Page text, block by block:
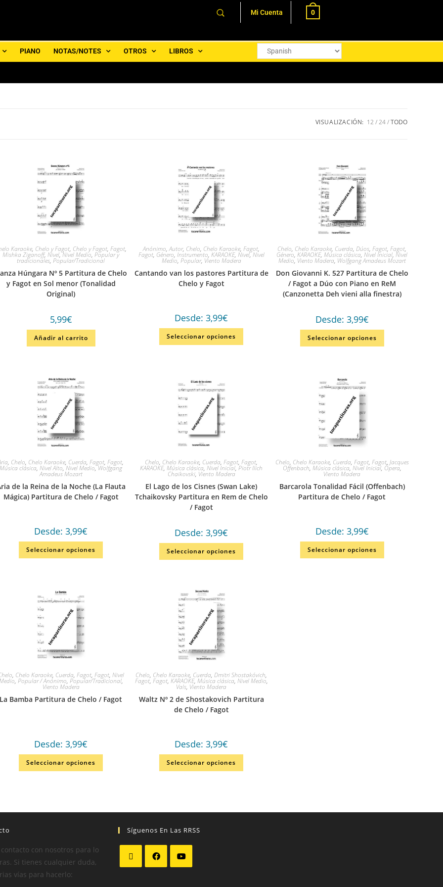
Mi Cuenta 0
PIANO NOTAS/NOTES OTROS LIBROS
VISUALIZACIÓN: 12 24 TODO
Karaoke, Chelo y Fagot, Chelo y Fagot,Fagot,
Mishka Ziganoff,Nivel,Nivel Medio,Popular y
tradicionales,Popular/Tradicional
Húngara Nº 5 Partitura de Chelo
y Fagot en Sol menor (Tonalidad
Original)
5,99€
Añadir al carrito
Anónimo,Autor, Chelo, Chelo Karaoke,Fagot,
Fagot, Género, Instrumento, KARAOKE, Nivel,Nivel
Medio, Popular, Viento Madera
Cantando van los pastores Partitura de
Chelo y Fagot
Desde:3,99€
Seleccionar opciones
Chelo, Chelo Karaoke, Cuerda,Dúos,Fagot,Fagot,
Género,KARAOKE,Música clásica,Nivel Inicial,Nivel
Medio, Viento Madera, Wolfgang Amadeus Mozart
Don Giovanni K. 527 Partitura de Chelo
/ Fagot a Dúo con Piano en ReM
(Canzonetta Deh vieni alla finestra)
Desde: 3,99€
Seleccionar opciones
, Chelo, Chelo Karaoke, Cuerda,Fagot,Fagot,
Música clásica,Nivel Alto,Nivel Medio,Wolfgang
Amadeus Mozart
de la Reina de la Noche (La Flauta
Mágica) Partitura de Chelo / Fagot
Desde:3,99€
Seleccionar opciones
Chelo, Chelo Karaoke, Cuerda,Fagot,Fagot,
KARAOKE,Música clásica,Nivel Inicial,Piotr Ilich
Chaikovski, Viento Madera
El Lago de los Cisnes (Swan Lake)
Tchaikovsky Partitura en Rem de Chelo
/ Fagot
Desde:3,99€
Seleccionar opciones
Chelo, Chelo Karaoke, Cuerda, Fagot, Fagot, Jacques
Offenbach, Música clásica,Nivel Inicial, Ópera,
Viento Madera
Barcarola Tonalidad Fácil (Offenbach)
Partitura de Chelo / Fagot
Desde: 3,99€
Seleccionar opciones
, Chelo Karaoke, Cuerda, Fagot, Fagot, Nivel
, Popular / Anónimo, Popular/Tradicional,
Viento Madera
La Bamba Partitura de Chelo / Fagot
Desde:3,99€
Seleccionar opciones
Chelo, Chelo Karaoke, Cuerda,Dmitri Shostakóvich,
Fagot, Fagot, KARAOKE, Música clásica, Nivel Medio,
Vals, Viento Madera
Waltz Nº 2 de Shostakovich Partitura
de Chelo / Fagot
Desde:3,99€
Seleccionar opciones
con nosotros para lo
Si tienes cualquier duda,
vías para hacerlo:
Síguenos En Las RRSS